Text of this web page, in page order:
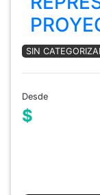
SIN
Desde
$